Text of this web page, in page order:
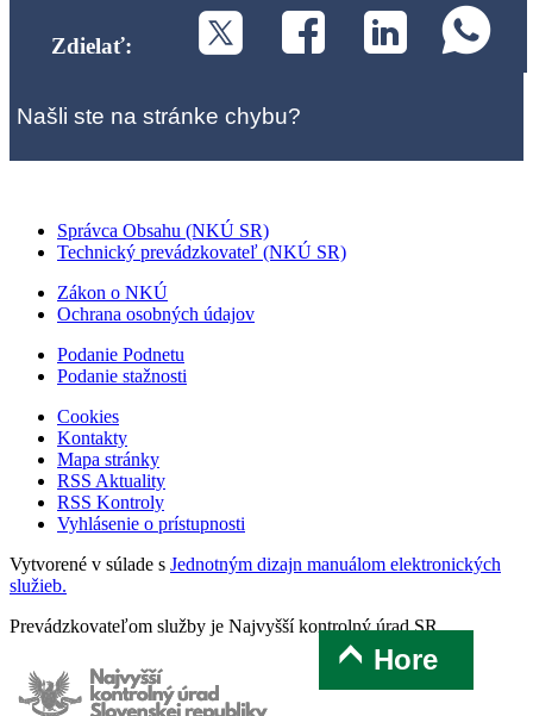
Zdielať:
Hore
Našli ste na stránke chybu?
Správca Obsahu (NKÚ SR)
Technický prevádzkovateľ (NKÚ SR)
Zákon o NKÚ
Ochrana osobných údajov
Podanie Podnetu
Podanie stažnosti
Cookies
Kontakty
Mapa stránky
RSS Aktuality
RSS Kontroly
Vyhlásenie o prístupnosti
Vytvorené v súlade s Jednotným dizajn manuálom elektronických
služieb.
Prevádzkovateľom služby je Najvyšší kontrolný úrad SR.